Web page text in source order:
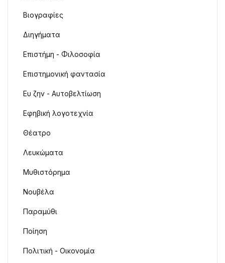
Βιογραφίες
Διηγήματα
Επιστήμη - Φιλοσοφία
Επιστημονική φαντασία
Ευ ζην - Αυτοβελτίωση
Εφηβική λογοτεχνία
Θέατρο
Λευκώματα
Μυθιστόρημα
Νουβέλα
Παραμύθι
Ποίηση
Πολιτική - Οικονομία